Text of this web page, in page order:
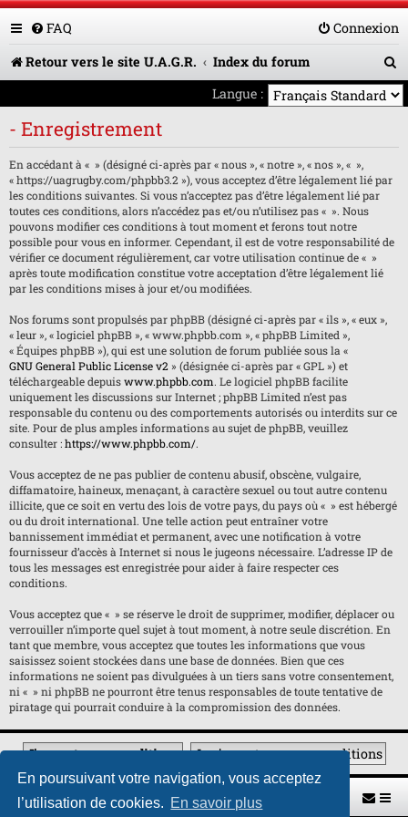
En poursuivant votre navigation, vous acceptez
l’utilisation de cookies. En savoir plus
FAQ
Connexion
Retour vers le site U.A.G.R.
Index du forum
e
h
Langue :
- Enregistrement
En accédant à « » (désigné ci-après par « nous », « notre », « nos », « »,
« https://uagrugby.com/phpbb3.2 »), vous acceptez d’être légalement lié par
les conditions suivantes. Si vous n’acceptez pas d’être légalement lié par
toutes ces conditions, alors n’accédez pas et/ou n’utilisez pas « ». Nous
pouvons modifier ces conditions à tout moment et ferons tout notre
possible pour vous en informer. Cependant, il est de votre responsabilité de
vérifier ce document régulièrement, car votre utilisation continue de « »
après toute modification constitue votre acceptation d’être légalement lié
par les conditions mises à jour et/ou modifiées.
Nos forums sont propulsés par phpBB (désigné ci-après par « ils », « eux »,
« leur », « logiciel phpBB », « www.phpbb.com », « phpBB Limited »,
« Équipes phpBB »), qui est une solution de forum publiée sous la «
GNU General Public License v2 » (désignée ci-après par « GPL ») et
téléchargeable depuiswww.phpbb.com. Le logiciel phpBB facilite
uniquement les discussions sur Internet ; phpBB Limited n’est pas
responsable du contenu ou des comportements autorisés ou interdits sur ce
site. Pour de plus amples informations au sujet de phpBB, veuillez
consulter :https://www.phpbb.com/.
Vous acceptez de ne pas publier de contenu abusif, obscène, vulgaire,
diffamatoire, haineux, menaçant, à caractère sexuel ou tout autre contenu
illicite, que ce soit en vertu des lois de votre pays, du pays où « » est hébergé
ou du droit international. Une telle action peut entraîner votre
bannissement immédiat et permanent, avec une notification à votre
fournisseur d’accès à Internet si nous le jugeons nécessaire. L’adresse IP de
tous les messages est enregistrée pour aider à faire respecter ces
conditions.
Vous acceptez que « » se réserve le droit de supprimer, modifier, déplacer ou
verrouiller n’importe quel sujet à tout moment, à notre seule discrétion. En
tant que membre, vous acceptez que toutes les informations que vous
saisissez soient stockées dans une base de données. Bien que ces
informations ne soient pas divulguées à un tiers sans votre consentement,
ni « » ni phpBB ne pourront être tenus responsables de toute tentative de
piratage qui pourrait conduire à la compromission des données.
Retour vers le site U.A.G.R. Index du forum